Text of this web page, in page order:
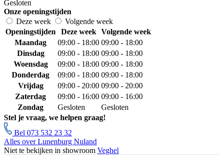
Gesloten
Onze openingstijden
Deze week
Volgende week
Openingstijden
Deze week
Volgende week
Maandag
09:00 - 18:00 09:00 - 18:00
Dinsdag
09:00 - 18:00 09:00 - 18:00
Woensdag
09:00 - 18:00 09:00 - 18:00
Donderdag
09:00 - 18:00 09:00 - 18:00
Vrijdag
09:00 - 20:00 09:00 - 20:00
Zaterdag
09:00 - 16:00 09:00 - 16:00
Zondag
Gesloten
Gesloten
Stel je vraag, we helpen graag!
Bel 073 532 23 32
Alles over Lunenburg Nuland
Niet te bekijken in showroom Veghel